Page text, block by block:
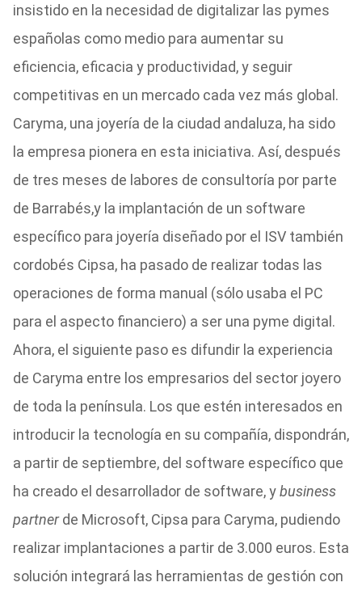
insistido en la necesidad de digitalizar las pymes
españolas como medio para aumentar su
eficiencia, eficacia y productividad, y seguir
competitivas en un mercado cada vez más global.
Caryma, una joyería de la ciudad andaluza, ha sido
la empresa pionera en esta iniciativa. Así, después
de tres meses de labores de consultoría por parte
de Barrabés,y la implantación de un software
específico para joyería diseñado por el ISV también
cordobés Cipsa, ha pasado de realizar todas las
operaciones de forma manual (sólo usaba el PC
para el aspecto financiero) a ser una pyme digital.
Ahora, el siguiente paso es difundir la experiencia
de Caryma entre los empresarios del sector joyero
de toda la península. Los que estén interesados en
introducir la tecnología en su compañía, dispondrán,
a partir de septiembre, del software específico que
ha creado el desarrollador de software, ybusiness
partnerde Microsoft, Cipsa para Caryma, pudiendo
realizar implantaciones a partir de 3.000 euros. Esta
solución integrará las herramientas de gestión con